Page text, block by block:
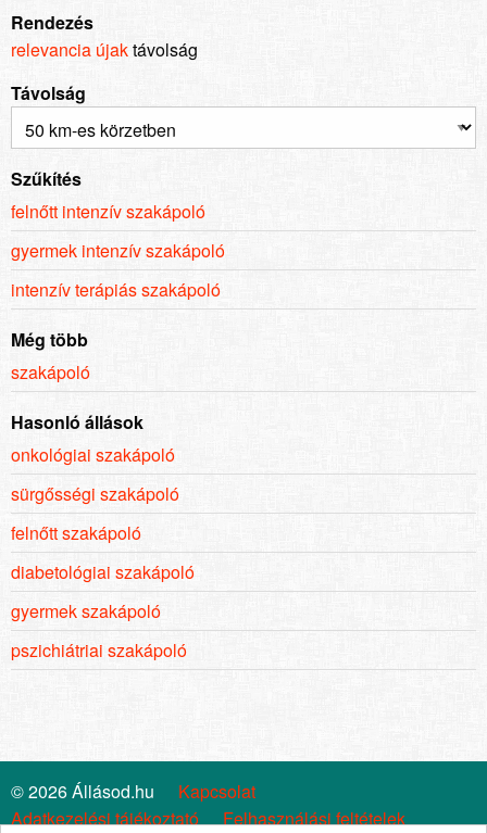
Rendezés
relevancia újaktávolság
Távolság
Szűkítés
felnőtt intenzív szakápoló
gyermek intenzív szakápoló
intenzív terápiás szakápoló
Még több
szakápoló
Hasonló állások
onkológiai szakápoló
sürgősségi szakápoló
felnőtt szakápoló
diabetológiai szakápoló
gyermek szakápoló
pszichiátriai szakápoló
© 2026 Állásod.hu
Kapcsolat
Adatkezelési tájékoztató
Felhasználási feltételek